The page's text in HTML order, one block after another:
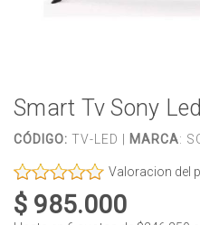
Smart Tv Sony
CÓDIGO: TV-LED | MARCA:
Valoracion del
$ 985.000